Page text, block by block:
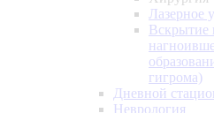
Лазерное
Вскрытие
гигрома)
Дневной
Неврология